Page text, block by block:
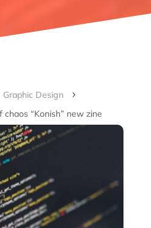
Graphic Design 5
“Konish” new zine